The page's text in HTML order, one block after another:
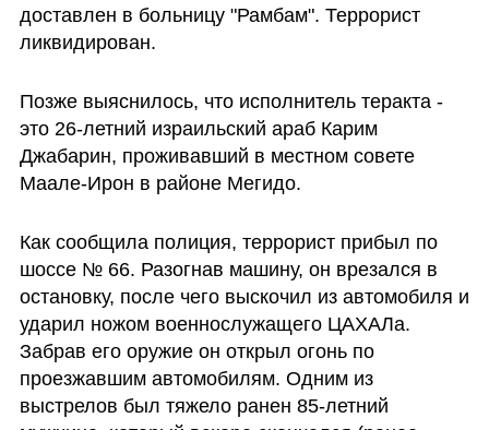
доставлен в больницу "Рамбам". Террорист
ликвидирован.
Позже выяснилось, что исполнитель теракта -
это 26-летний израильский араб Карим
Джабарин, проживавший в местном совете
Маале-Ирон в районе Мегидо.
Как сообщила полиция, террорист прибыл по
шоссе № 66. Разогнав машину, он врезался в
остановку, после чего выскочил из автомобиля и
ударил ножом военнослужащего ЦАХАЛа.
Забрав его оружие он открыл огонь по
проезжавшим автомобилям. Одним из
выстрелов был тяжело ранен 85-летний